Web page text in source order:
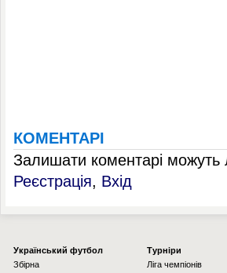
КОМЕНТАРІ
Залишати коментарі можуть
Реєстрація, Вхід
Українcький футбол
Збірна
Турніри
Ліга чемпіонів